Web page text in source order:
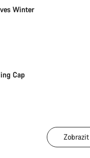
Winter
Cap